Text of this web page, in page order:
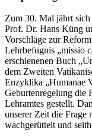
Zum 30. Mal jährt sich
Prof. Dr. Hans Küng
Vorschläge zur
Lehrbefugnis „missio
erschienenen Buch
dem Zweiten
Enzyklika „Humanae
Geburtenregelung die
Lehramtes gestellt.
unserer Zeit die Frage
wachgerüttelt und